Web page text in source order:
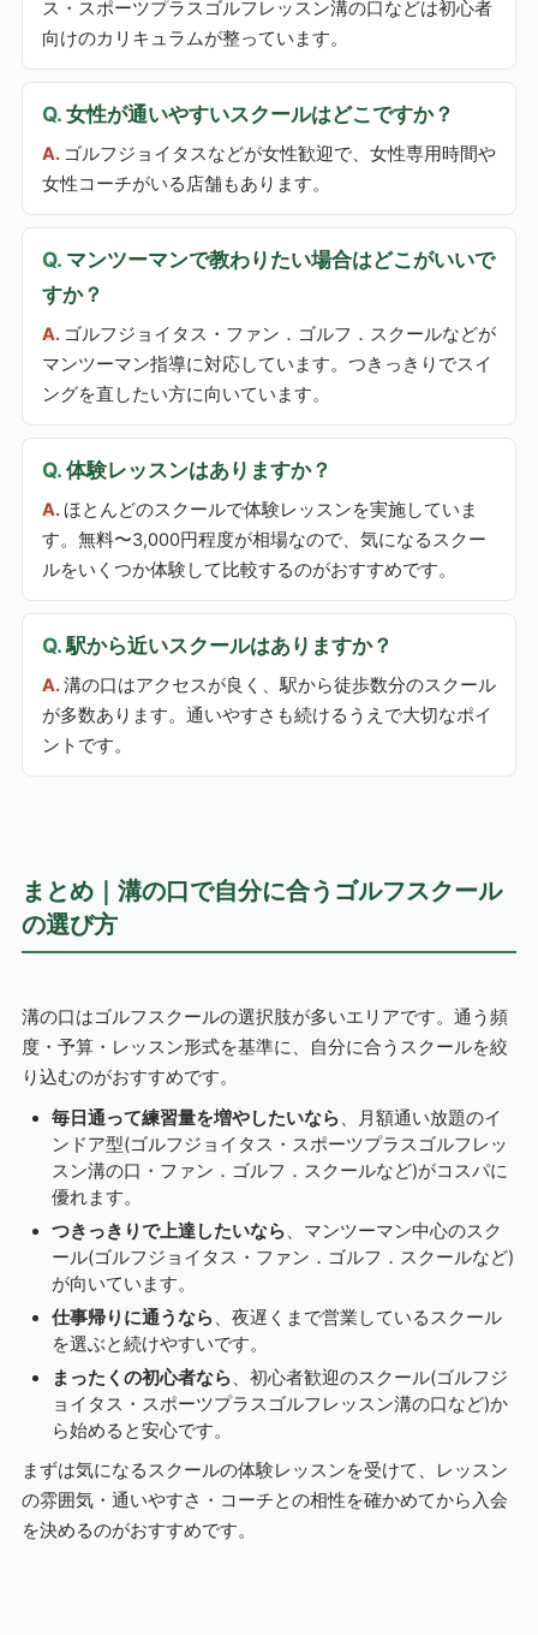
ス・スポーツプラスゴルフレッスン溝の口などは初心者
向けのカリキュラムが整っています。
女性が通いやすいスクールはどこですか？
ゴルフジョイタスなどが女性歓迎で、女性専用時間や
女性コーチがいる店舗もあります。
マンツーマンで教わりたい場合はどこがいいで
すか？
ゴルフジョイタス・ファン．ゴルフ．スクールなどが
マンツーマン指導に対応しています。つきっきりでスイ
ングを直したい方に向いています。
体験レッスンはありますか？
ほとんどのスクールで体験レッスンを実施していま
す。無料〜3,000円程度が相場なので、気になるスクー
ルをいくつか体験して比較するのがおすすめです。
駅から近いスクールはありますか？
溝の口はアクセスが良く、駅から徒歩数分のスクール
が多数あります。通いやすさも続けるうえで大切なポイ
ントです。
まとめ｜溝の口で自分に合うゴルフスクール
の選び方
溝の口はゴルフスクールの選択肢が多いエリアです。通う頻
度・予算・レッスン形式を基準に、自分に合うスクールを絞
り込むのがおすすめです。
毎日通って練習量を増やしたいなら、月額通い放題のイ
ンドア型(ゴルフジョイタス・スポーツプラスゴルフレッ
スン溝の口・ファン．ゴルフ．スクールなど)がコスパに
優れます。
つきっきりで上達したいなら、マンツーマン中心のスク
ール(ゴルフジョイタス・ファン．ゴルフ．スクールなど)
が向いています。
仕事帰りに通うなら、夜遅くまで営業しているスクール
を選ぶと続けやすいです。
まったくの初心者なら、初心者歓迎のスクール(ゴルフジ
ョイタス・スポーツプラスゴルフレッスン溝の口など)か
ら始めると安心です。
まずは気になるスクールの体験レッスンを受けて、レッスン
の雰囲気・通いやすさ・コーチとの相性を確かめてから入会
を決めるのがおすすめです。